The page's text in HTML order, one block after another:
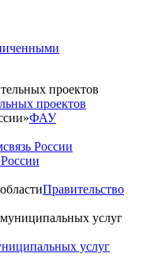
проектов
ФАУ
России
Правительство
услуг